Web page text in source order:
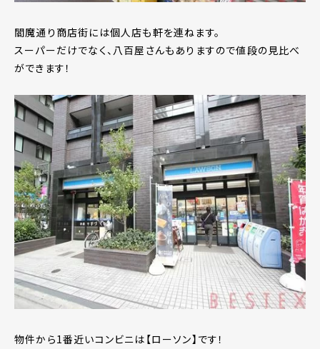
閻魔通り商店街には個人店も軒を連ねます。
スーパーだけでなく、八百屋さんもありますので値段の見比べ
ができます！
物件から1番近いコンビニは【ローソン】です！